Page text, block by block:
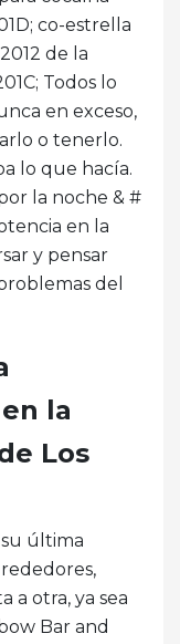
co-estrella
de la
Todos lo
en exceso,
o tenerlo.
lo que hacía.
la noche & #
en la
y pensar
del
la
Los
última
a otra, ya sea
Bar and